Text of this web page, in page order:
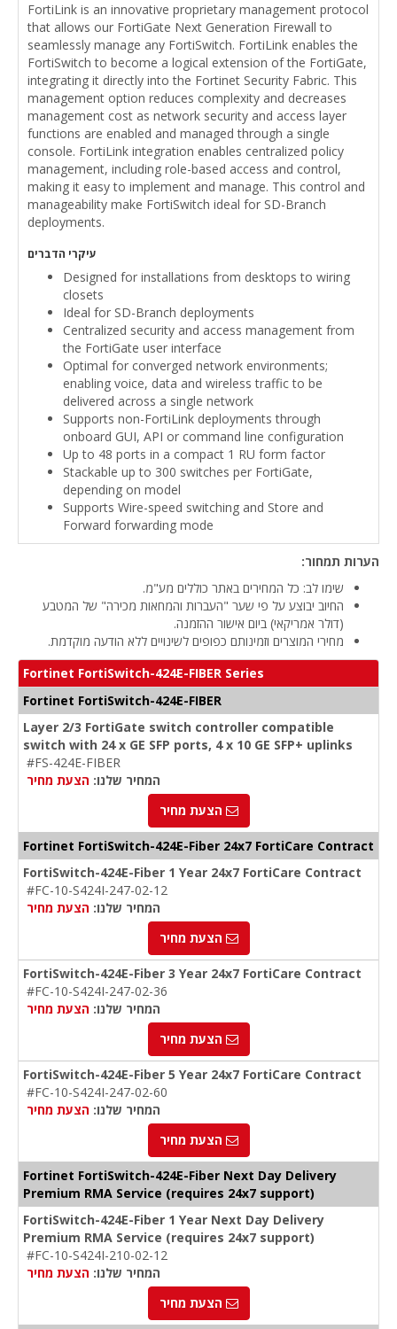
FortiLink is an innovative proprietary management protocol
that allows our FortiGate Next Generation Firewall to
seamlessly manage any FortiSwitch. FortiLink enables the
FortiSwitch to become a logical extension of the FortiGate,
integrating it directly into the Fortinet Security Fabric. This
management option reduces complexity and decreases
management cost as network security and access layer
functions are enabled and managed through a single
console. FortiLink integration enables centralized policy
management, including role-based access and control,
making it easy to implement and manage. This control and
manageability make FortiSwitch ideal for SD-Branch
deployments.
עיקרי הדברים
Designed for installations from desktops to wiring
closets
Ideal for SD-Branch deployments
Centralized security and access management from
the FortiGate user interface
Optimal for converged network environments;
enabling voice, data and wireless traffic to be
delivered across a single network
Supports non-FortiLink deployments through
onboard GUI, API or command line configuration
Up to 48 ports in a compact 1 RU form factor
Stackable up to 300 switches per FortiGate,
depending on model
Supports Wire-speed switching and Store and
Forward forwarding mode
הערות תמחור:
שימו לב: כל המחירים באתר כוללים מע"מ.
החיוב יבוצע על פי שער "העברות והמחאות מכירה" של המטבע
(דולר אמריקאי) ביום אישור ההזמנה.
מחירי המוצרים וזמינותם כפופים לשינויים ללא הודעה מוקדמת.
Fortinet FortiSwitch-424E-FIBER Series
Fortinet FortiSwitch-424E-FIBER
Layer 2/3 FortiGate switch controller compatible
switch with 24 x GE SFP ports, 4 x 10 GE SFP+ uplinks
#FS-424E-FIBER
המחיר שלנו: הצעת מחיר
הצעת מחיר
Fortinet FortiSwitch-424E-Fiber 24x7 FortiCare Contract
FortiSwitch-424E-Fiber 1 Year 24x7 FortiCare Contract
#FC-10-S424I-247-02-12
המחיר שלנו: הצעת מחיר
הצעת מחיר
FortiSwitch-424E-Fiber 3 Year 24x7 FortiCare Contract
#FC-10-S424I-247-02-36
המחיר שלנו: הצעת מחיר
הצעת מחיר
FortiSwitch-424E-Fiber 5 Year 24x7 FortiCare Contract
#FC-10-S424I-247-02-60
המחיר שלנו: הצעת מחיר
הצעת מחיר
Fortinet FortiSwitch-424E-Fiber Next Day Delivery
Premium RMA Service (requires 24x7 support)
FortiSwitch-424E-Fiber 1 Year Next Day Delivery
Premium RMA Service (requires 24x7 support)
#FC-10-S424I-210-02-12
המחיר שלנו: הצעת מחיר
הצעת מחיר